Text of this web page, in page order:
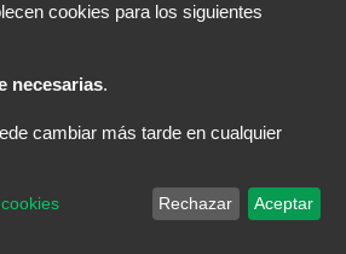
Todos los horarios son
al español por
cookies para los siguientes
necesarias.
cambiar más tarde en cualquier
Rechazar Aceptar